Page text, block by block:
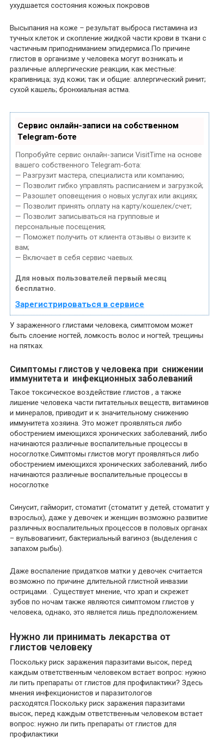
ухудшается состояния кожных покровов
Высыпания на коже – результат выброса гистамина из
тучных клеток и скопление жидкой части крови в ткани с
частичным приподниманием эпидермиса.По причине
глистов в организме у человека могут возникать и
различные аллергические реакции, как местные:
крапивница; зуд кожи; так и общие: аллергический ринит;
сухой кашель; бронхиальная астма.
Сервис онлайн-записи на собственном
Telegram-боте
Попробуйте сервис онлайн-записи VisitTime на основе
вашего собственного Telegram-бота:
— Разгрузит мастера, специалиста или компанию;
— Позволит гибко управлять расписанием и загрузкой;
— Разошлет оповещения о новых услугах или акциях;
— Позволит принять оплату на карту/кошелек/счет;
— Позволит записываться на групповые и
персональные посещения;
— Поможет получить от клиента отзывы о визите к
вам;
— Включает в себя сервис чаевых.
Для новых пользователей первый месяц
бесплатно.
Зарегистрироваться в сервисе
У зараженного глистами человека, симптомом может
быть слоение ногтей, ломкость волос и ногтей, трещины
на пятках.
Симптомы глистов у человека при снижении
иммунитета и инфекционных заболеваний
Такое токсическое воздействие глистов , а также
лишение человека части питательных веществ, витаминов
и минералов, приводит и к значительному снижению
иммунитета хозяина. Это может проявляться либо
обострением имеющихся хронических заболеваний, либо
начинаются различные воспалительные процессы в
носоглотке.Симптомы глистов могут проявляться либо
обострением имеющихся хронических заболеваний, либо
начинаются различные воспалительные процессы в
носоглотке
Синусит, гайморит, стоматит (стоматит у детей, стоматит у
взрослых), даже у девочек и женщин возможно развитие
различных воспалительных процессов в половых органах
– вульвовагинит, бактериальный вагиноз (выделения с
запахом рыбы).
Даже воспаление придатков матки у девочек считается
возможно по причине длительной глистной инвазии
острицами. . Существует мнение, что храп и скрежет
зубов по ночам также являются симптомом глистов у
человека, однако, это является лишь предположением.
Нужно ли принимать лекарства от
глистов человеку
Поскольку риск заражения паразитами высок, перед
каждым ответственным человеком встает вопрос: нужно
ли пить препараты от глистов для профилактики? Здесь
мнения инфекционистов и паразитологов
расходятся.Поскольку риск заражения паразитами
высок, перед каждым ответственным человеком встает
вопрос: нужно ли пить препараты от глистов для
профилактики